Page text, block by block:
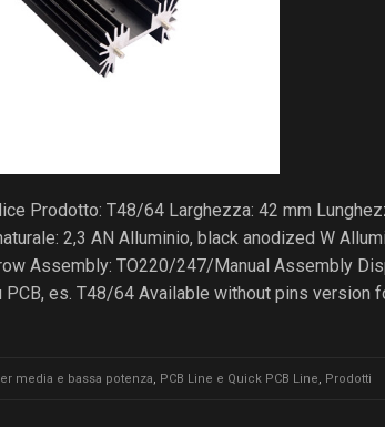
Prodotto: T48/64 Larghezza: 42 mm
2,3 AN Alluminio, black anodized W
Assembly: TO220/247/Manual Assembly
PCB, es. T48/64 Available without pins version
media e bassa potenza, PCB Line e Quick PCB Line, Prodotti